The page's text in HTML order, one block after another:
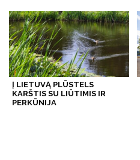
Į LIETUVĄ PLŪSTELS
KARŠTIS SU LIŪTIMIS IR
PERKŪNIJA